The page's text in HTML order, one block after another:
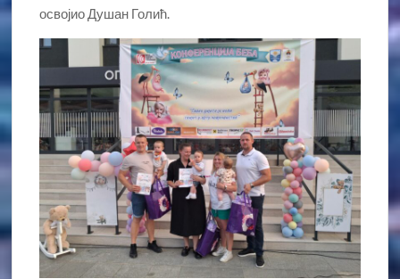
освојио Душан Голић.